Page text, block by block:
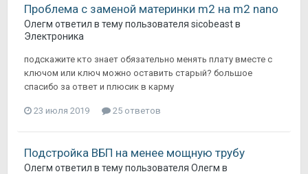
Проблема с заменой материнки m2 на m2 nano
Олегм ответил в тему пользователя sicobeastв
Электроника
подскажите кто знает обязательно менять плату вместе с
ключом или ключ можно оставить старый? большое
спасибо за ответ и плюсик в карму
23 июля 2019 25 ответов
Подстройка ВБП на менее мощную трубу
Олегм ответил в тему пользователя Олегм в